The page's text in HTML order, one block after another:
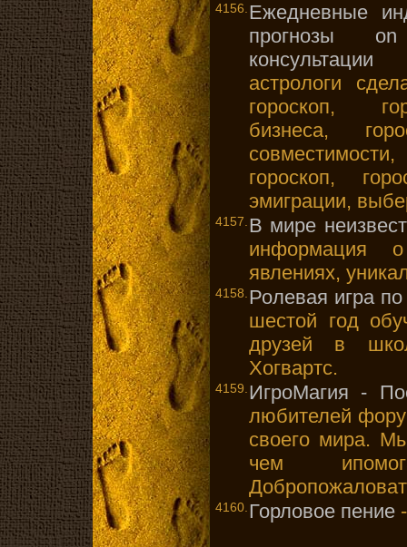
4156. Ежедневные
прогнозы on
консультации
астрологи
гороскоп,
бизнеса,
гороскоп,
эмиграции,
4157. В мире
информация
явлениях,
4158. Ролевая игра
шестой год
друзей в
Хогвартс.
4159. ИгроМагия -
любителей
своего мира.
чем
4160. Горловое пение -